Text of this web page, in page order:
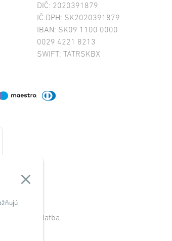
DIČ: 2020391879
IČ DPH: SK2020391879
IBAN: SK09 1100 0000
0029 4221 8213
SWIFT: TATRSKBX
Platba